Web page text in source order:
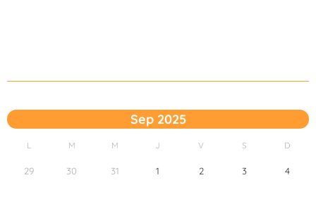
Sep 2025
L M M J V S D
29 30 31 1 2 3 4